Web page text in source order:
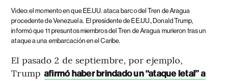
Video: el momento en que EE.UU. ataca barco del Tren de Aragua
procedente de Venezuela. El presidente de EE.UU., Donald Trump,
informó que 11 presuntos miembros del Tren de Aragua murieron tras un
ataque a una embarcación en el Caribe.
El pasado 2 de septiembre, por ejemplo,
Trump afirmó haber brindado un “ataque letal” a